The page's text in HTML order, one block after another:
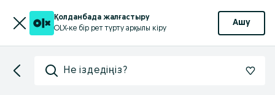
Қолданбада жалғастыру
OLX-ке бір рет түрту арқылы кіру
Ашу
Не іздедіңіз?